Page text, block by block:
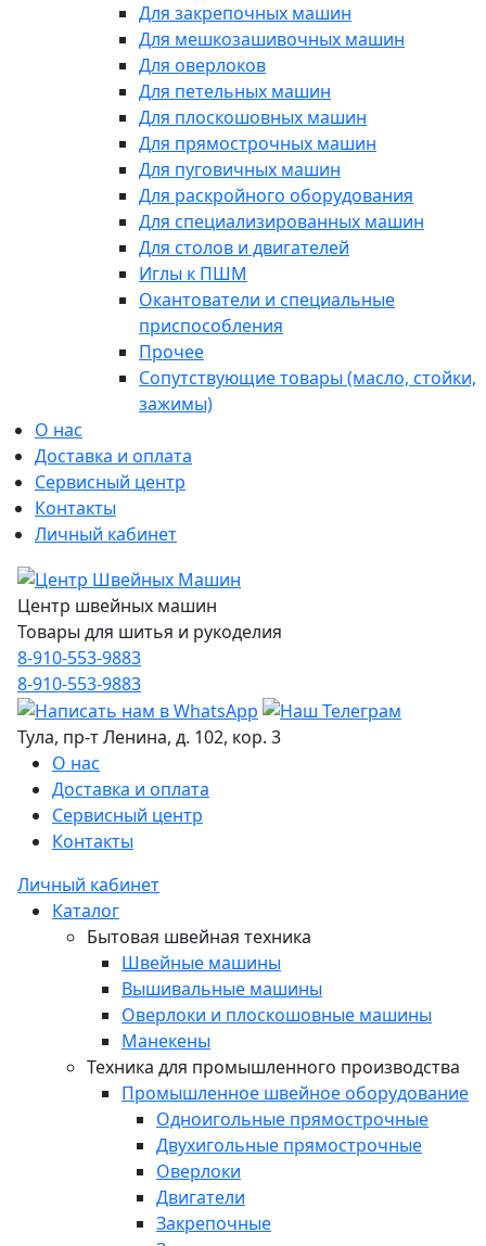
Для закрепочных машин
Для мешкозашивочных машин
Для оверлоков
Для петельных машин
Для плоскошовных машин
Для прямострочных машин
Для пуговичных машин
Для раскройного оборудования
Для специализированных машин
Для столов и двигателей
Иглы к ПШМ
Окантователи и специальные
приспособления
Прочее
Сопутствующие товары (масло, стойки,
зажимы)
О нас
Доставка и оплата
Сервисный центр
Контакты
Личный кабинет
Центр швейных машин
Товары для шитья и рукоделия
8-910-553-9883
8-910-553-9883
Тула, пр-т Ленина, д. 102, кор. 3
О нас
Доставка и оплата
Сервисный центр
Контакты
Личный кабинет
Каталог
Бытовая швейная техника
Швейные машины
Вышивальные машины
Оверлоки и плоскошовные машины
Манекены
Техника для промышленного производства
Промышленное швейное оборудование
Одноигольные прямострочные
Двухигольные прямострочные
Оверлоки
Двигатели
Закрепочные